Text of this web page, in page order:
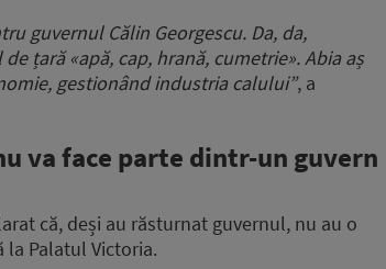
guvernul Călin Georgescu. Da, da,
țară «apă, cap, hrană, cumetrie». Abia aș
gestionând industria calului”, a
va face parte dintr-un guvern
că, deși au răsturnat guvernul, nu au o
Palatul Victoria.